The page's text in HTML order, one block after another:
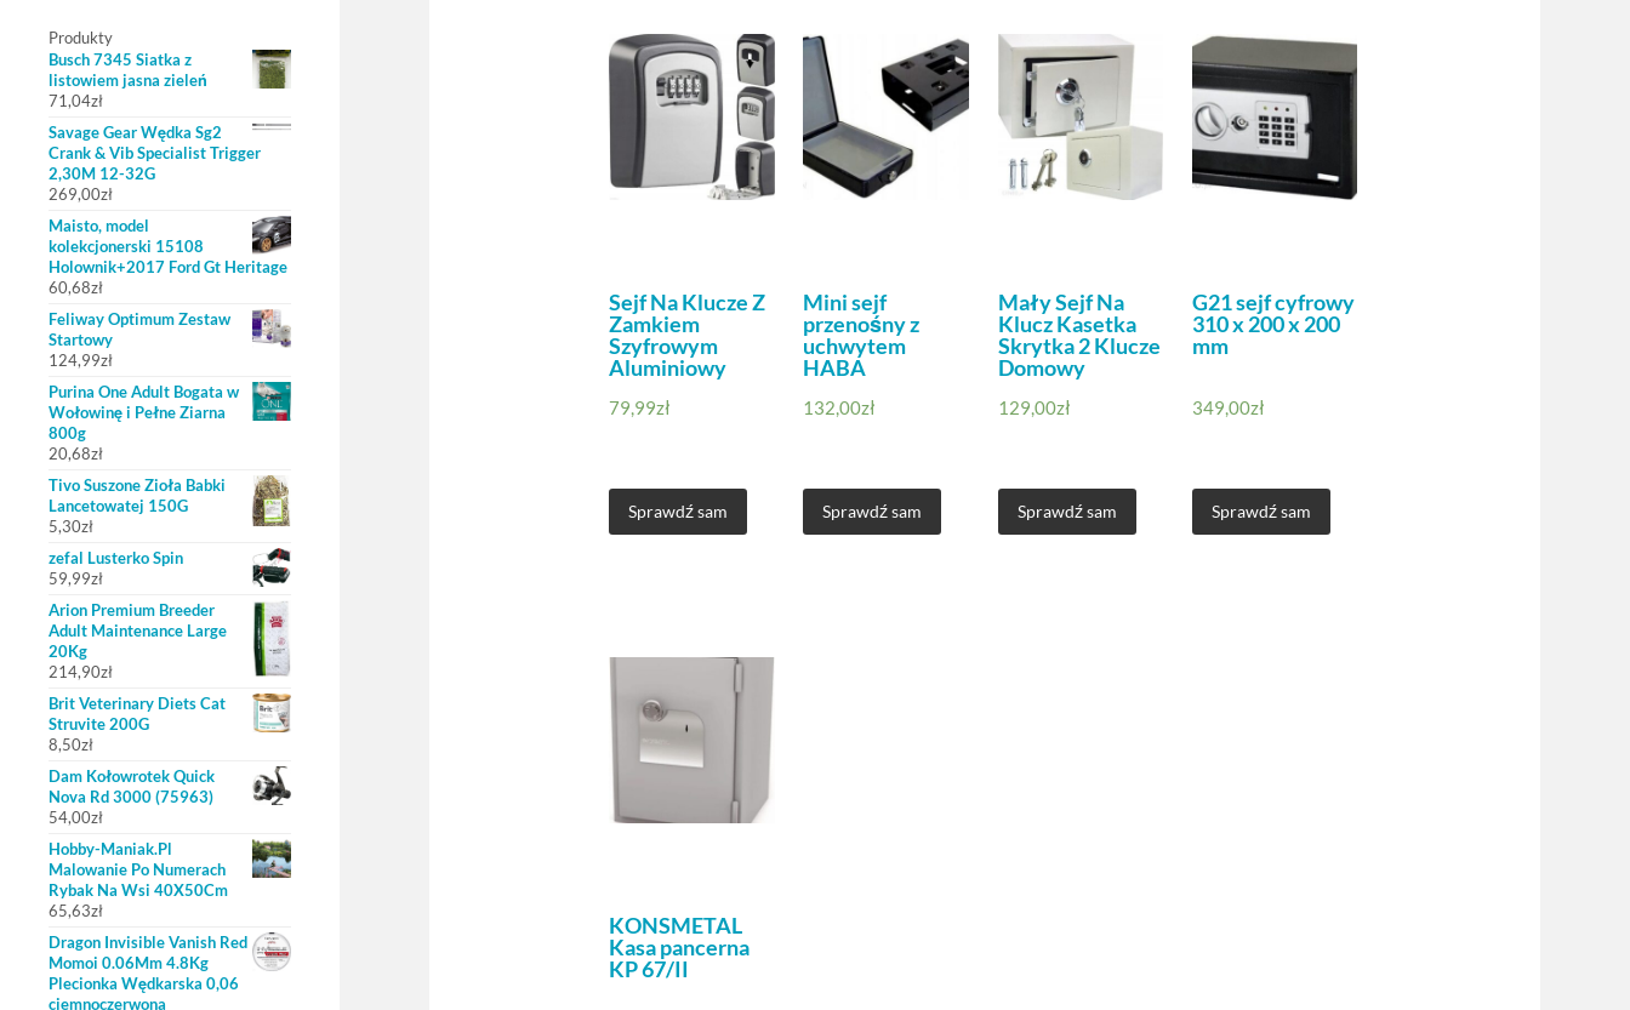
Produkty
Busch 7345 Siatka z
listowiem jasna zieleń
71,04zł
Savage Gear Wędka Sg2
Crank & Vib Specialist Trigger
2,30M 12-32G
269,00zł
Maisto, model
kolekcjonerski 15108
Holownik+2017 Ford Gt Heritage
60,68zł
Feliway Optimum Zestaw
Startowy
124,99zł
Purina One Adult Bogata w
Wołowinę i Pełne Ziarna
800g
20,68zł
Tivo Suszone Zioła Babki
Lancetowatej 150G
5,30zł
zefal Lusterko Spin
59,99zł
Arion Premium Breeder
Adult Maintenance Large
20Kg
214,90zł
Brit Veterinary Diets Cat
Struvite 200G
8,50zł
Dam Kołowrotek Quick
Nova Rd 3000 (75963)
54,00zł
Hobby-Maniak.Pl
Malowanie Po Numerach
Rybak Na Wsi 40X50Cm
65,63zł
Dragon Invisible Vanish Red
Momoi 0.06Mm 4.8Kg
Plecionka Wędkarska 0,06
ciemnoczerwona
Sejf Na Klucze Z
Zamkiem
Szyfrowym
Aluminiowy
79,99zł
Sprawdź sam
Mini sejf
przenośny z
uchwytem
HABA
132,00zł
Sprawdź sam
Mały Sejf Na
Klucz Kasetka
Skrytka 2 Klucze
Domowy
129,00zł
Sprawdź sam
G21 sejf cyfrowy
310 x 200 x 200
mm
349,00zł
Sprawdź sam
KONSMETAL
Kasa pancerna
KP 67/II